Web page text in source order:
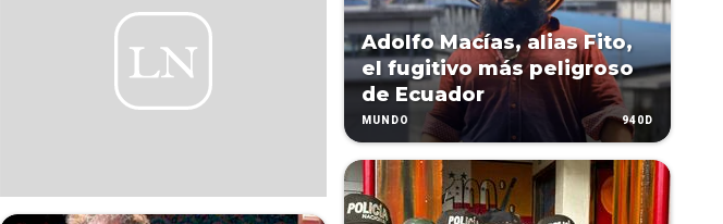
Adolfo Macías, alias Fito,
el fugitivo más peligroso
de Ecuador
MUNDO 940D